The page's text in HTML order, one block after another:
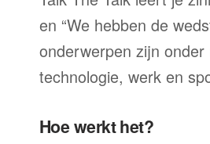
en “We hebben de
onderwerpen zijn
technologie, werk en
Hoe werkt het?